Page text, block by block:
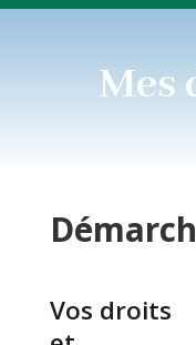
Mes
Vos droits